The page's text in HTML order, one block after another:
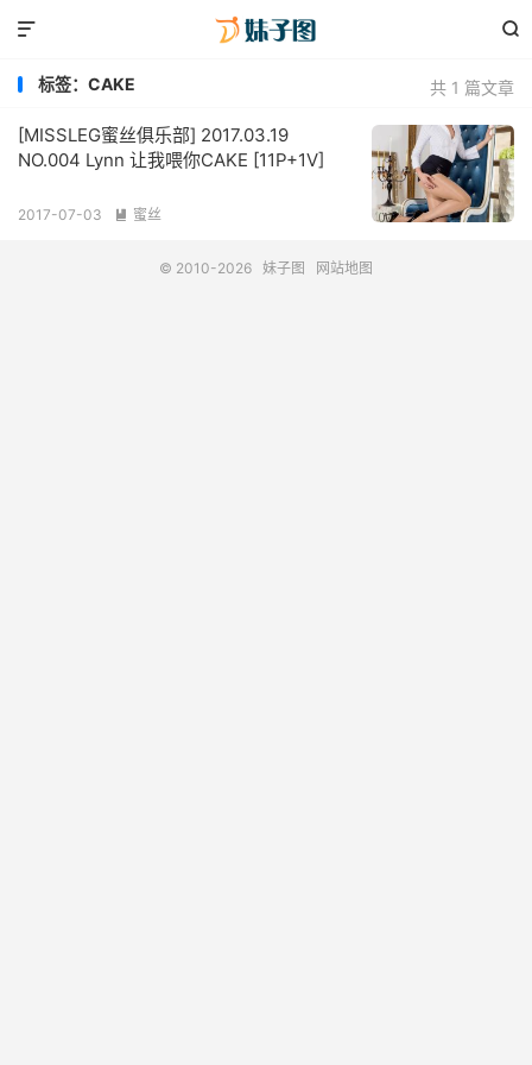


共 1 篇文章
标签：CAKE
[MISSLEG蜜丝俱乐部] 2017.03.19
NO.004 Lynn 让我喂你CAKE [11P+1V]
2017-07-03  蜜丝
© 2010-2026 妹子图 网站地图